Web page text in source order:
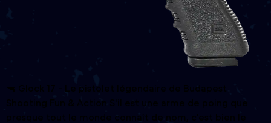
🔫 Glock 17 - Le pistolet légendaire de Budapest
Shooting Fun & Action S'il est une arme de poing que
presque tout le monde connaît de nom, c'est bien le